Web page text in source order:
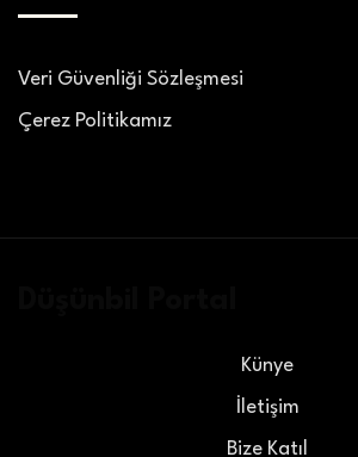
Veri Güvenliği Sözleşmesi
Çerez Politikamız
Künye
İletişim
Bize Katıl